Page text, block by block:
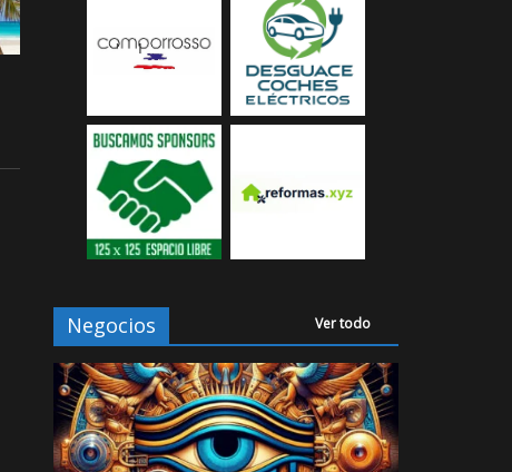
Negocios Ver todo